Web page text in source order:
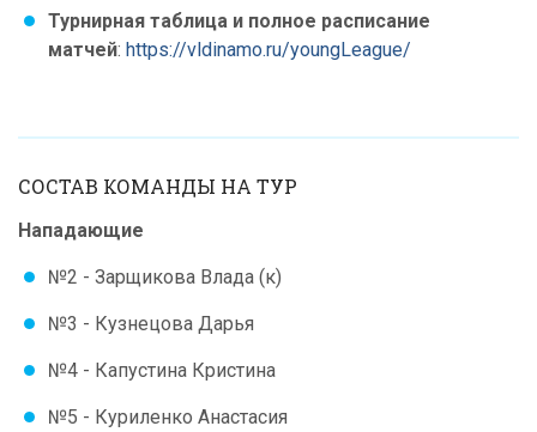
Турнирная таблица и полное расписание
матчей: https://vldinamo.ru/youngLeague/
СОСТАВ КОМАНДЫ НА ТУР
Нападающие
№2 - Зарщикова Влада (к)
№3 - Кузнецова Дарья
№4 - Капустина Кристина
№5 - Куриленко Анастасия